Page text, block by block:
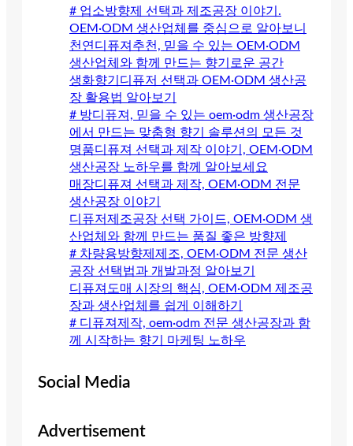
# 업소방향제 선택과 제조공장 이야기.
OEM·ODM 생산업체를 중심으로 알아보니
천연디퓨져추천, 믿을 수 있는 OEM·ODM
생산업체와 함께 만드는 향기로운 공간
생화향기디퓨저 선택과 OEM·ODM 생산공
장 활용법 알아보기
# 방디퓨져, 믿을 수 있는 oem·odm 생산공장
에서 만드는 맞춤형 향기 솔루션의 모든 것
명품디퓨져 선택과 제작 이야기, OEM·ODM
생산공장 노하우를 함께 알아보세요
매장디퓨져 선택과 제작, OEM·ODM 전문
생산공장 이야기
디퓨저제조공장 선택 가이드, OEM·ODM 생
산업체와 함께 만드는 품질 좋은 방향제
# 차량용방향제제조, OEM·ODM 전문 생산
공장 선택법과 개발과정 알아보기
디퓨져도매 시장의 핵심, OEM·ODM 제조공
장과 생산업체를 쉽게 이해하기
# 디퓨져제작, oem·odm 전문 생산공장과 함
께 시작하는 향기 마케팅 노하우
Social Media
Advertisement